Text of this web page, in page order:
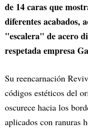
de 14 caras que
diferentes acabados,
"escalera" de acero
respetada empresa
Su reencarnación
códigos estéticos del
oscurece hacia los
aplicados con ranuras